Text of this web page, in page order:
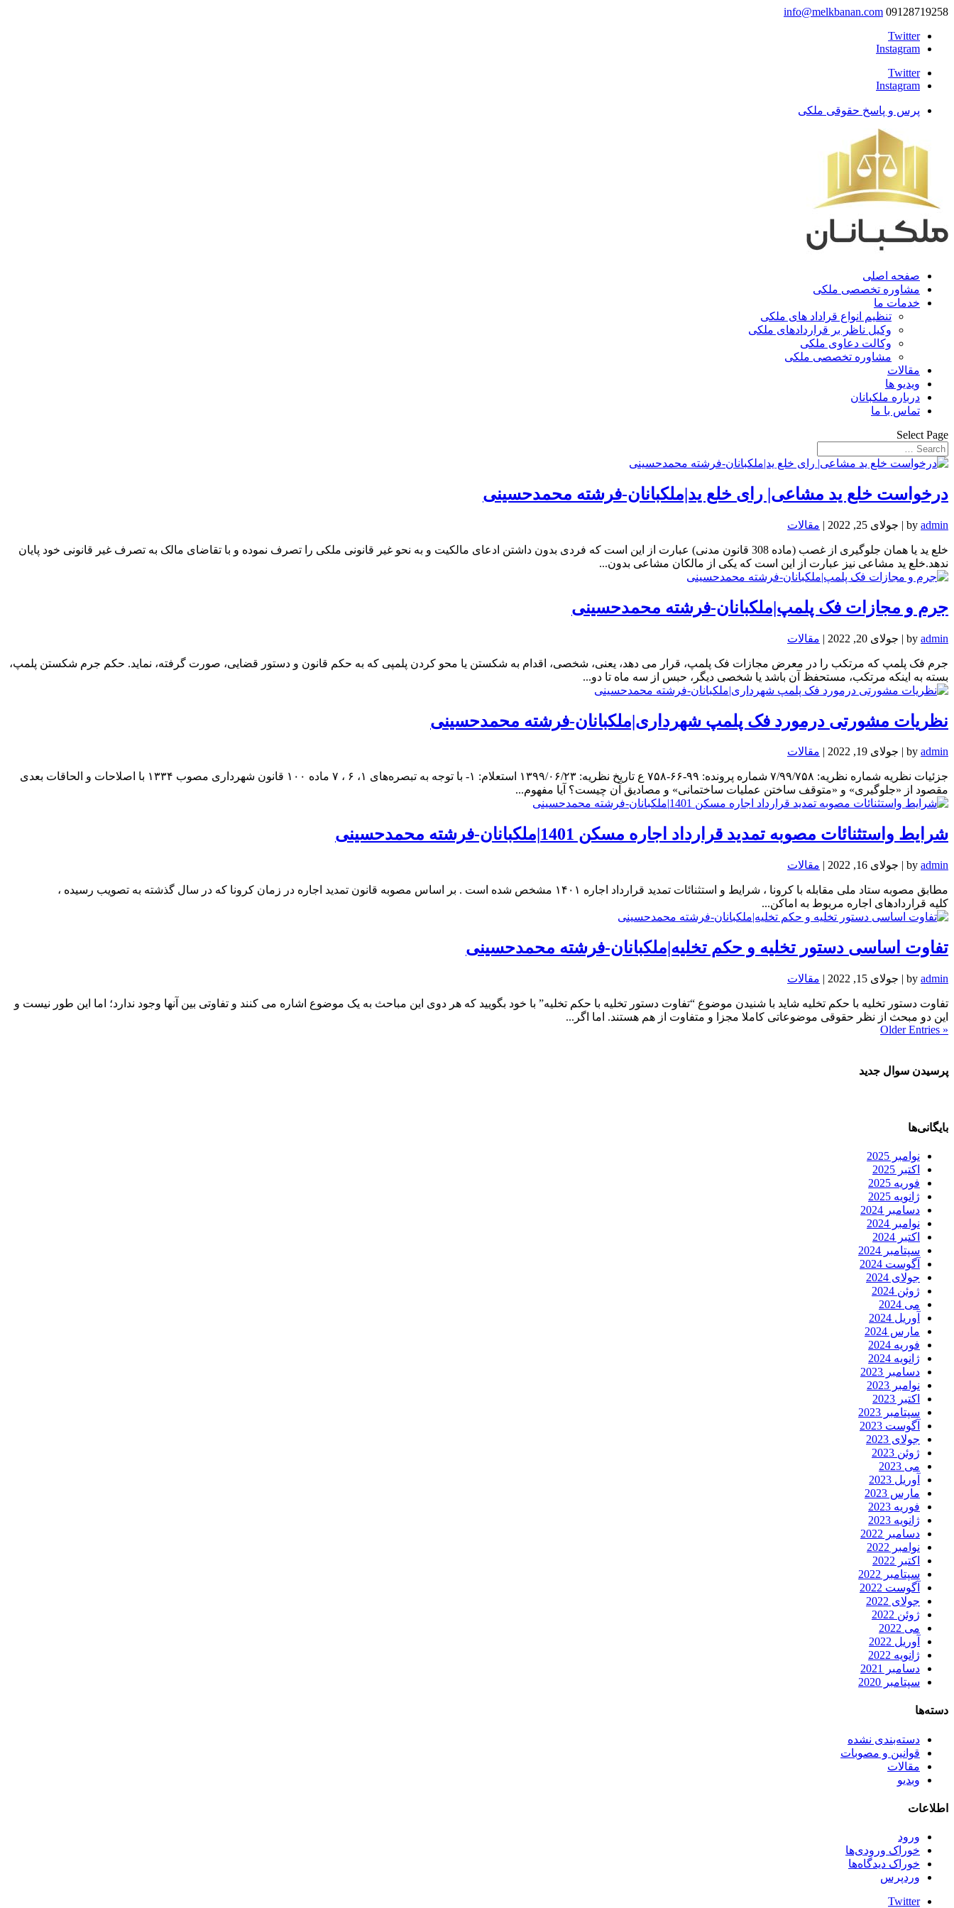
09128719258
info@melkbanan.com
Twitter
Instagram
Twitter
Instagram
پرس و پاسخ حقوقی ملکی
صفحه اصلی
مشاوره تخصصی ملکی
خدمات ما
تنظیم انواع قراداد های ملکی
وکیل ناظر بر قراردادهای ملکی
وکالت دعاوی ملکی
مشاوره تخصصی ملکی
مقالات
ویدیو ها
درباره ملکبانان
تماس با ما
Select Page
درخواست خلع ید مشاعی| رای خلع ید|ملکبانان-فرشته محمدحسینی
by admin
| جولای 25, 2022 | مقالات
خلع ید یا همان جلوگیری از غصب (ماده 308 قانون مدنی) عبارت از این است که فردی بدون داشتن ادعای مالکیت و به نحو غیر قانونی ملکی را تصرف نموده و با تقاضای مالک به تصرف غیر قانونی خود پایان
ندهد.خلع ید مشاعی نیز عبارت از این است که یکی از مالکان مشاعی بدون...
جرم و مجازات فک پلمپ|ملکبانان-فرشته محمدحسینی
by admin
| جولای 20, 2022 | مقالات
جرم فک پلمپ که مرتکب را در معرض مجازات فک پلمپ، قرار می دهد، یعنی، شخصی، اقدام به شکستن یا محو کردن پلمپی که به حکم قانون و دستور قضایی، صورت گرفته، نماید. حکم جرم شکستن پلمپ،
بسته به اینکه مرتکب، مستحفظ آن باشد یا شخصی دیگر، حبس از سه ماه تا دو...
نظریات مشورتی درمورد فک پلمپ شهرداری|ملکبانان-فرشته محمدحسینی
by admin
| جولای 19, 2022 | مقالات
جزئیات نظریه شماره نظریه: ۷/۹۹/۷۵۸ شماره پرونده: ۹۹-۶۶-۷۵۸ ع تاریخ نظریه: ۱۳۹۹/۰۶/۲۳ استعلام: ۱- با توجه به تبصره‌های ۱، ۶ ، ۷ ماده ۱۰۰ قانون شهرداری مصوب ۱۳۳۴ با اصلاحات و الحاقات بعدی
مقصود از «جلوگیری» و «متوقف ساختن عملیات ساختمانی» و مصادیق آن چیست؟ آیا مفهوم...
شرایط واستثنائات مصوبه تمدید قرارداد اجاره مسکن 1401|ملکبانان-فرشته محمدحسینی
by admin
| جولای 16, 2022 | مقالات
مطابق مصوبه ستاد ملی مقابله با کرونا ، شرایط و استثنائات تمدید قرارداد اجاره ۱۴۰۱ مشخص شده است . بر اساس مصوبه قانون تمدید اجاره در زمان کرونا که در سال گذشته به تصویب رسیده ،
کلیه قراردادهای اجاره مربوط به اماکن...
تفاوت اساسی دستور تخلیه و حکم تخلیه|ملکبانان-فرشته محمدحسینی
by admin
| جولای 15, 2022 | مقالات
تفاوت دستور تخلیه با حکم تخلیه شاید با شنیدن موضوع “تفاوت دستور تخلیه با حکم تخلیه” با خود بگویید که هر دوی این مباحث به یک موضوع اشاره می کنند و تفاوتی بین آنها وجود ندارد؛ اما این طور نیست و
این دو مبحث از نظر حقوقی موضوعاتی کاملا مجزا و متفاوت از هم هستند. اما اگر...
« Older Entries
پرسیدن سوال جدید
بایگانی‌ها
نوامبر 2025
اکتبر 2025
فوریه 2025
ژانویه 2025
دسامبر 2024
نوامبر 2024
اکتبر 2024
سپتامبر 2024
آگوست 2024
جولای 2024
ژوئن 2024
می 2024
آوریل 2024
مارس 2024
فوریه 2024
ژانویه 2024
دسامبر 2023
نوامبر 2023
اکتبر 2023
سپتامبر 2023
آگوست 2023
جولای 2023
ژوئن 2023
می 2023
آوریل 2023
مارس 2023
فوریه 2023
ژانویه 2023
دسامبر 2022
نوامبر 2022
اکتبر 2022
سپتامبر 2022
آگوست 2022
جولای 2022
ژوئن 2022
می 2022
آوریل 2022
ژانویه 2022
دسامبر 2021
سپتامبر 2020
دسته‌ها
دسته‌بندی نشده
قوانین و مصوبات
مقالات
وبدیو
اطلاعات
ورود
خوراک ورودی‌ها
خوراک دیدگاه‌ها
وردپرس
Twitter